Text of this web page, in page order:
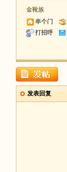
金靴族
串个门
打招呼
发表回复